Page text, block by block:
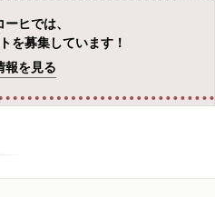
ヒでは、
を募集しています！
報を見る